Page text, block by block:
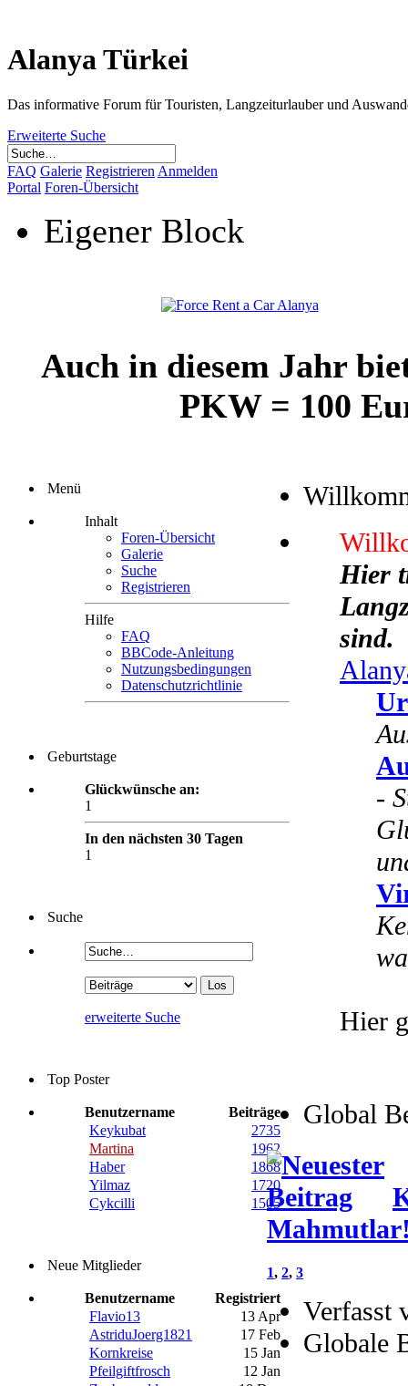
Alanya Türkei
Das informative Forum für Touristen, Langzeiturlauber und
Erweiterte Suche
FAQ Galerie Registrieren Anmelden
Portal Foren-Übersicht
Eigener Block
Auch in diesem Jahr
PKW = 100
Menü
Inhalt
Foren-Übersicht
Galerie
Suche
Registrieren
Hilfe
FAQ
BBCode-Anleitung
Nutzungsbedingungen
Datenschutzrichtlinie
Geburtstage
Glückwünsche an:
1
In den nächsten 30 Tagen
1
Suche
erweiterte Suche
Top Poster
Benutzername
Beiträge
Keykubat
2735
Martina
1962
Haber
1868
Yilmaz
1720
Cykcilli
1505
Neue Mitglieder
Benutzername
Registriert
Flavio13
13 Apr
AstriduJoerg1821
17 Feb
Kornkreise
15 Jan
Pfeilgiftfrosch
12 Jan
Hier
sind.
-
Hier
Global
1, 2, 3
Verfasst
Globale